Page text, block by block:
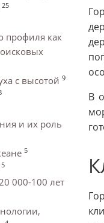
25
профиля как
с высотой 9
и их роль
5
5
000-100 лет
В